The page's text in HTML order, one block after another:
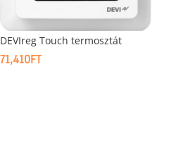
DEVIreg Touch termosztát
71,410FT